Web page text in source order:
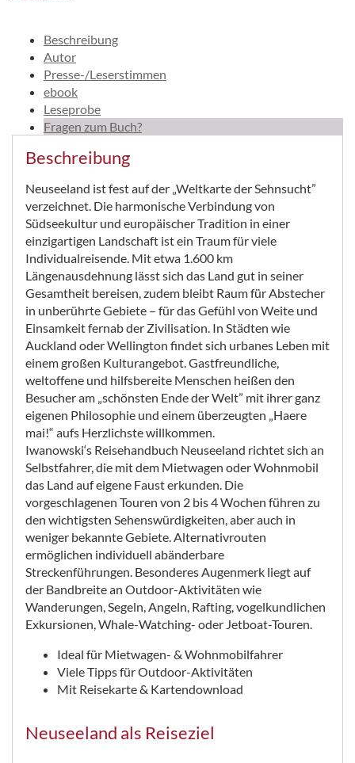
Beschreibung
Autor
Presse-/Leserstimmen
ebook
Leseprobe
Fragen zum Buch?
Beschreibung
Neuseeland ist fest auf der „Weltkarte der Sehnsucht”
verzeichnet. Die harmonische Verbindung von
Südseekultur und europäischer Tradition in einer
einzigartigen Landschaft ist ein Traum für viele
Individualreisende. Mit etwa 1.600 km
Längenausdehnung lässt sich das Land gut in seiner
Gesamtheit bereisen, zudem bleibt Raum für Abstecher
in unberührte Gebiete – für das Gefühl von Weite und
Einsamkeit fernab der Zivilisation. In Städten wie
Auckland oder Wellington findet sich urbanes Leben mit
einem großen Kulturangebot. Gastfreundliche,
weltoffene und hilfsbereite Menschen heißen den
Besucher am „schönsten Ende der Welt” mit ihrer ganz
eigenen Philosophie und einem überzeugten „Haere
mai!“ aufs Herzlichste willkommen.
Iwanowski‘s Reisehandbuch Neuseeland richtet sich an
Selbstfahrer, die mit dem Mietwagen oder Wohnmobil
das Land auf eigene Faust erkunden. Die
vorgeschlagenen Touren von 2 bis 4 Wochen führen zu
den wichtigsten Sehenswürdigkeiten, aber auch in
weniger bekannte Gebiete. Alternativrouten
ermöglichen individuell abänderbare
Streckenführungen. Besonderes Augenmerk liegt auf
der Bandbreite an Outdoor-Aktivitäten wie
Wanderungen, Segeln, Angeln, Rafting, vogelkundlichen
Exkursionen, Whale-Watching- oder Jetboat-Touren.
Ideal für Mietwagen- & Wohnmobilfahrer
Viele Tipps für Outdoor-Aktivitäten
Mit Reisekarte & Kartendownload
Neuseeland als Reiseziel